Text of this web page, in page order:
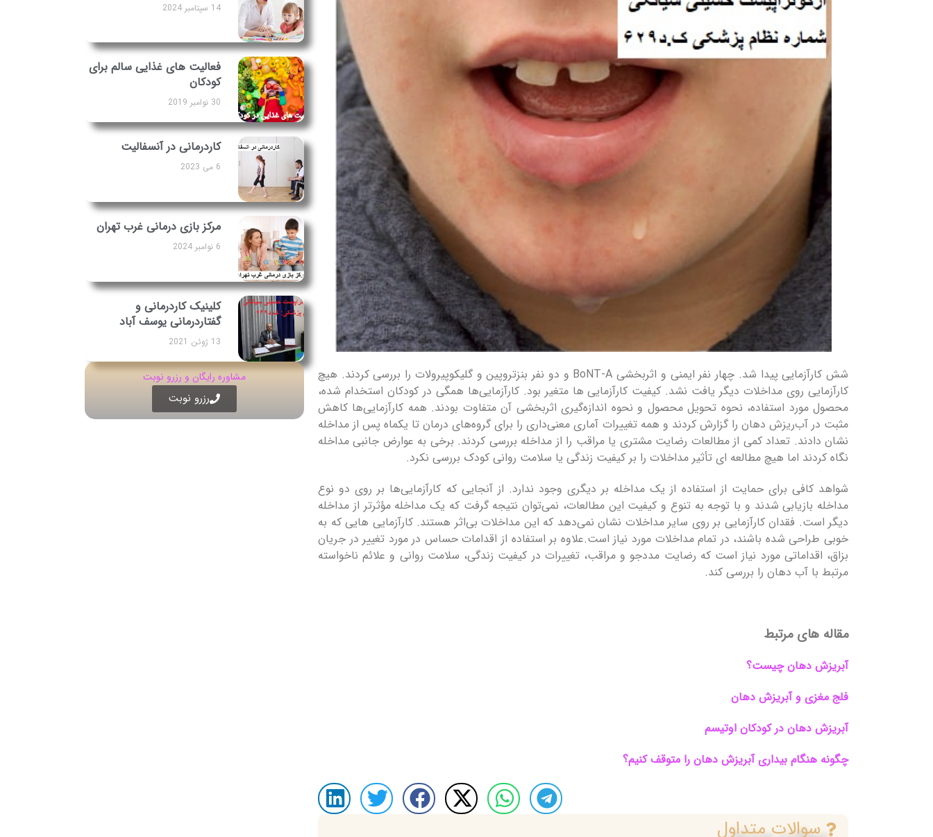
شش کارآزمایی پیدا شد. چهار نفر ایمنی و اثربخشی BoNT-A و دو نفر بنزتروپین و گلیکوپیرولات را بررسی کردند. هیچ
کارآزمایی روی مداخلات دیگر یافت نشد. کیفیت کارآزمایی ها متغیر بود. کارآزمایی‌ها همگی در کودکان استخدام شده،
محصول مورد استفاده، نحوه تحویل محصول و نحوه اندازه‌گیری اثربخشی آن متفاوت بودند. همه کارآزمایی‌ها کاهش
مثبت در آب‌ریزش دهان را گزارش کردند و همه تغییرات آماری معنی‌داری را برای گروه‌های درمان تا یکماه پس از مداخله
نشان دادند. تعداد کمی از مطالعات رضایت مشتری یا مراقب را از مداخله بررسی کردند. برخی به عوارض جانبی مداخله
نگاه کردند اما هیچ مطالعه ای تأثیر مداخلات را بر کیفیت زندگی یا سلامت روانی کودک بررسی نکرد.
شواهد کافی برای حمایت از استفاده از یک مداخله بر دیگری وجود ندارد. از آنجایی که کارآزمایی‌ها بر روی دو نوع
مداخله بازیابی شدند و با توجه به تنوع و کیفیت این مطالعات، نمی‌توان نتیجه گرفت که یک مداخله مؤثرتر از مداخله
دیگر است. فقدان کارآزمایی بر روی سایر مداخلات نشان نمی‌دهد که این مداخلات بی‌اثر هستند.کارآزمایی‌ هایی که به
خوبی طراحی شده باشند، در تمام مداخلات مورد نیاز است.علاوه بر استفاده از اقدامات حساس در مورد تغییر در جریان
بزاق، اقداماتی مورد نیاز است که رضایت مددجو و مراقب، تغییرات در کیفیت زندگی، سلامت روانی و علائم ناخواسته
مرتبط با آب دهان را بررسی کند.
مقاله های مرتبط
آبریزش دهان چیست؟
فلج مغزی و آبریزش دهان
آبریزش دهان در کودکان اوتیسم
چگونه هنگام بیداری آبریزش دهان را متوقف کنیم؟
سوالات متداول
14 سپتامبر 2024
فعالیت های غذایی سالم برای
کودکان
30 نوامبر 2019
کاردرمانی در آنسفالیت
6 می 2023
مرکز بازی درمانی غرب تهران
6 نوامبر 2024
کلینیک کاردرمانی و
گفتاردرمانی یوسف آباد
13 ژوئن 2021
مشاوره رایگان و رزرو نوبت
رزرو نوبت